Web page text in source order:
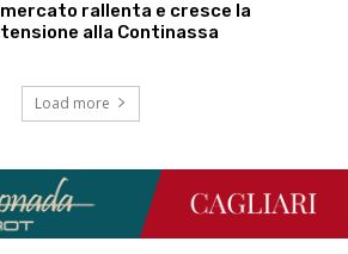
mercato rallenta e cresce la
tensione alla Continassa
Load more